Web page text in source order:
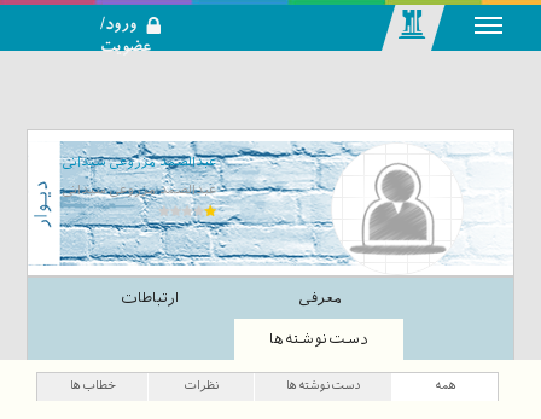
تحلیلی بازار
سرمایه
ورود/
عضویت
عبدالصمد مزروعی سبدانی
عبدالصمد مزروعی سبدانی
معرفی ارتباطات
دست‌نوشته‌ها
همه دست‌نوشته‌ها نظرات خطاب‌ها